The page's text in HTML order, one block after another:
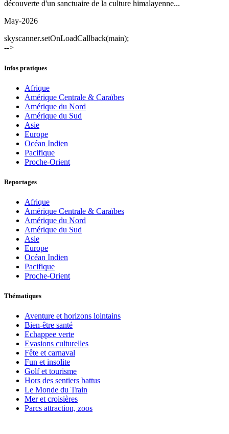
découverte d'un sanctuaire de la culture himalayenne...
May-2026
skyscanner.setOnLoadCallback(main);
-->
Infos pratiques
Afrique
Amérique Centrale & Caraïbes
Amérique du Nord
Amérique du Sud
Asie
Europe
Océan Indien
Pacifique
Proche-Orient
Reportages
Afrique
Amérique Centrale & Caraïbes
Amérique du Nord
Amérique du Sud
Asie
Europe
Océan Indien
Pacifique
Proche-Orient
Thématiques
Aventure et horizons lointains
Bien-être santé
Echappee verte
Evasions culturelles
Fête et carnaval
Fun et insolite
Golf et tourisme
Hors des sentiers battus
Le Monde du Train
Mer et croisières
Parcs attraction, zoos